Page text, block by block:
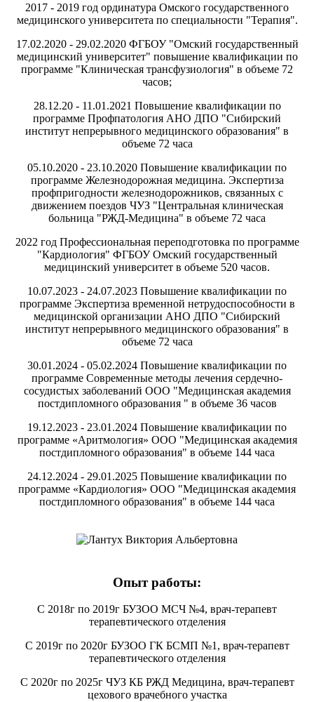
2017 - 2019 год ординатура Омского государственного
медицинского университета по специальности "Терапия".
17.02.2020 - 29.02.2020 ФГБОУ "Омский государственный
медицинский университет" повышение квалификации по
программе "Клиническая трансфузиология" в объеме 72
часов;
28.12.20 - 11.01.2021 Повышение квалификации по
программе Профпатология АНО ДПО "Сибирский
институт непрерывного медицинского образования" в
объеме 72 часа
05.10.2020 - 23.10.2020 Повышение квалификации по
программе Железнодорожная медицина. Экспертиза
профпригодности железнодорожников, связанных с
движением поездов ЧУЗ "Центральная клиническая
больница "РЖД-Медицина" в объеме 72 часа
2022 год Профессиональная переподготовка по программе
"Кардиология" ФГБОУ Омский государственный
медицинский университет в объеме 520 часов.
10.07.2023 - 24.07.2023 Повышение квалификации по
программе Экспертиза временной нетрудоспособности в
медицинской организации АНО ДПО "Сибирский
институт непрерывного медицинского образования" в
объеме 72 часа
30.01.2024 - 05.02.2024 Повышение квалификации по
программе Современные методы лечения сердечно-
сосудистых заболеваний ООО "Медицинская академия
постдипломного образования " в объеме 36 часов
19.12.2023 - 23.01.2024 Повышение квалификации по
программе «Аритмология» ООО "Медицинская академия
постдипломного образования" в объеме 144 часа
24.12.2024 - 29.01.2025 Повышение квалификации по
программе «Кардиология» ООО "Медицинская академия
постдипломного образования" в объеме 144 часа
Опыт работы:
С 2018г по 2019г БУЗОО МСЧ №4, врач-терапевт
терапевтического отделения
С 2019г по 2020г БУЗОО ГК БСМП №1, врач-терапевт
терапевтического отделения
С 2020г по 2025г ЧУЗ КБ РЖД Медицина, врач-терапевт
цехового врачебного участка